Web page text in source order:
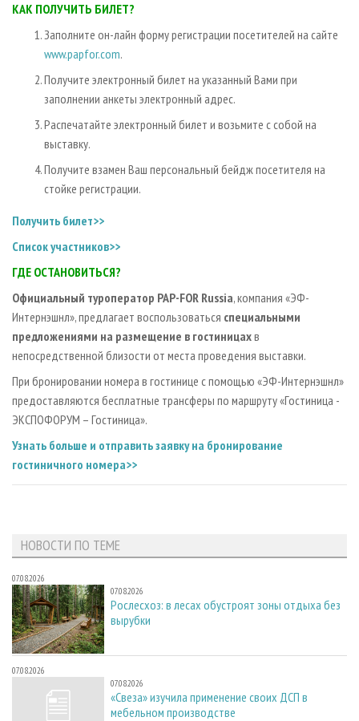
КАК ПОЛУЧИТЬ БИЛЕТ?
Заполните он-лайн форму регистрации посетителей на сайте
www.papfor.com.
Получите электронный билет на указанный Вами при
заполнении анкеты электронный адрес.
Распечатайте электронный билет и возьмите с собой на
выставку.
Получите взамен Ваш персональный бейдж посетителя на
стойке регистрации.
Получить билет>>
Список участников>>
ГДЕ ОСТАНОВИТЬСЯ?
Официальный туроператор PAP-FOR Russia, компания «ЭФ-
Интернэшнл», предлагает воспользоваться специальными
предложениями на размещение в гостиницахв
непосредственной близости от места проведения выставки.
При бронировании номера в гостинице с помощью «ЭФ-Интернэшнл»
предоставляются бесплатные трансферы по маршруту «Гостиница -
ЭКСПОФОРУМ – Гостиница».
Узнать больше и отправить заявку на бронирование
гостиничного номера>>
НОВОСТИ ПО ТЕМЕ
07.08.2026
07.08.2026
Рослесхоз: в лесах обустроят зоны отдыха без
вырубки
07.08.2026
07.08.2026
«Свеза» изучила применение своих ДСП в
мебельном производстве